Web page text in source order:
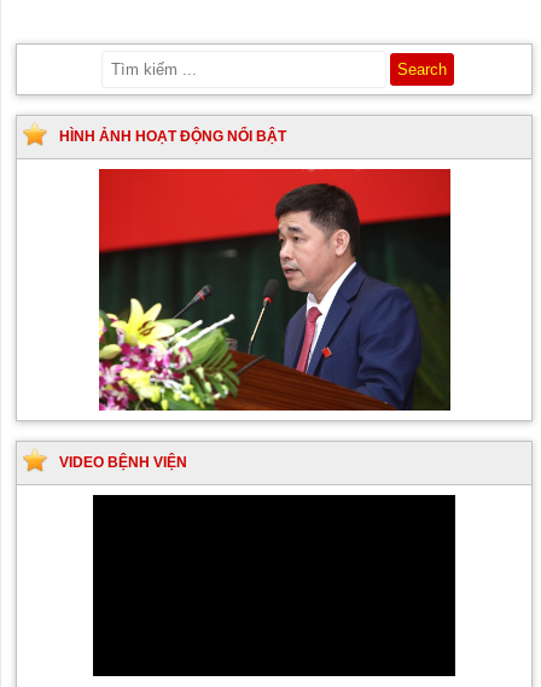
HÌNH ẢNH HOẠT ĐỘNG NỔI BẬT
VIDEO BỆNH VIỆN